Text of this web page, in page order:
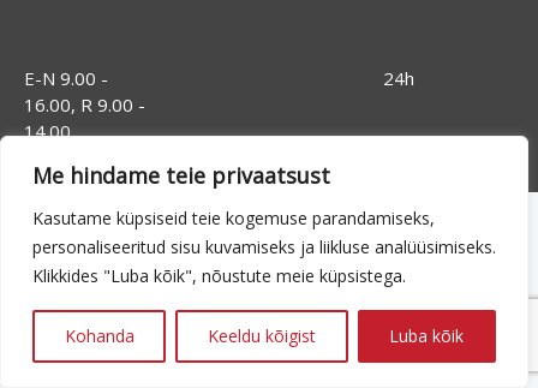
Me hindame teie privaatsust
Kasutame küpsiseid teie kogemuse parandamiseks,
personaliseeritud sisu kuvamiseks ja liikluse analüüsimiseks.
Klikkides "Luba kõik", nõustute meie küpsistega.
Kohanda Keeldu kõigist Luba kõik
E-N 9.00 -
16.00, R 9.00 -
14.00
24h